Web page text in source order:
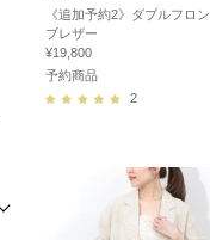
《追加予約2》ダブルフロン
ブレザー
¥19,800
予約商品
2